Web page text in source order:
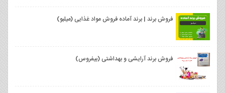
فروش برند | برند آماده فروش مواد غذایی (میلبو)
فروش برند آرایشی و بهداشتی (بیفروس)